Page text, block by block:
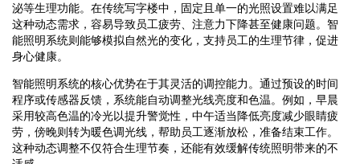
泌等生理功能。在传统写字楼中，固定且单一的光照设置难以满足
这种动态需求，容易导致员工疲劳、注意力下降甚至健康问题。智
能照明系统则能够模拟自然光的变化，支持员工的生理节律，促进
身心健康。
智能照明系统的核心优势在于其灵活的调控能力。通过预设的时间
程序或传感器反馈，系统能自动调整光线亮度和色温。例如，早晨
采用较高色温的冷光以提升警觉性，中午适当降低亮度减少眼睛疲
劳，傍晚则转为暖色调光线，帮助员工逐渐放松，准备结束工作。
这种动态调整不仅符合生理节奏，还能有效缓解传统照明带来的不